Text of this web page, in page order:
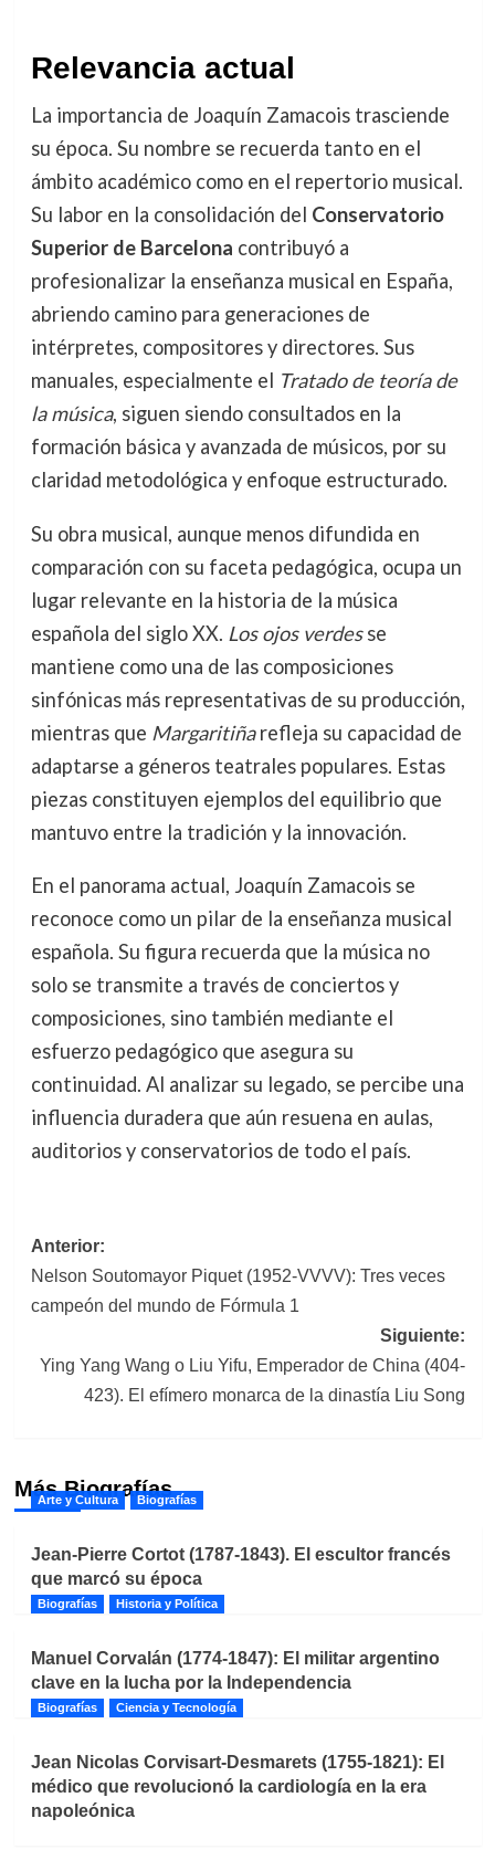
Relevancia actual
La importancia de Joaquín Zamacois trasciende
su época. Su nombre se recuerda tanto en el
ámbito académico como en el repertorio musical.
Su labor en la consolidación del Conservatorio
Superior de Barcelona contribuyó a
profesionalizar la enseñanza musical en España,
abriendo camino para generaciones de
intérpretes, compositores y directores. Sus
manuales, especialmente el Tratado de teoría de
la música, siguen siendo consultados en la
formación básica y avanzada de músicos, por su
claridad metodológica y enfoque estructurado.
Su obra musical, aunque menos difundida en
comparación con su faceta pedagógica, ocupa un
lugar relevante en la historia de la música
española del siglo XX. Los ojos verdesse
mantiene como una de las composiciones
sinfónicas más representativas de su producción,
mientras que Margaritiñarefleja su capacidad de
adaptarse a géneros teatrales populares. Estas
piezas constituyen ejemplos del equilibrio que
mantuvo entre la tradición y la innovación.
En el panorama actual, Joaquín Zamacois se
reconoce como un pilar de la enseñanza musical
española. Su figura recuerda que la música no
solo se transmite a través de conciertos y
composiciones, sino también mediante el
esfuerzo pedagógico que asegura su
continuidad. Al analizar su legado, se percibe una
influencia duradera que aún resuena en aulas,
auditorios y conservatorios de todo el país.
Navegación
de
entradas
Anterior:
Nelson Soutomayor Piquet (1952-VVVV): Tres veces
campeón del mundo de Fórmula 1
Siguiente:
Ying Yang Wang o Liu Yifu, Emperador de China (404-
423). El efímero monarca de la dinastía Liu Song
Más Biografías
Arte y Cultura Biografías
Jean-Pierre Cortot (1787-1843). El escultor francés
que marcó su época
Biografías Historia y Política
Manuel Corvalán (1774-1847): El militar argentino
clave en la lucha por la Independencia
Biografías Ciencia y Tecnología
Jean Nicolas Corvisart-Desmarets (1755-1821): El
médico que revolucionó la cardiología en la era
napoleónica